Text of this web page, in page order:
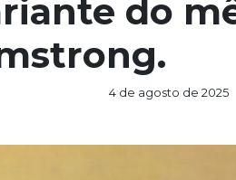
do
4 de agosto de 2025